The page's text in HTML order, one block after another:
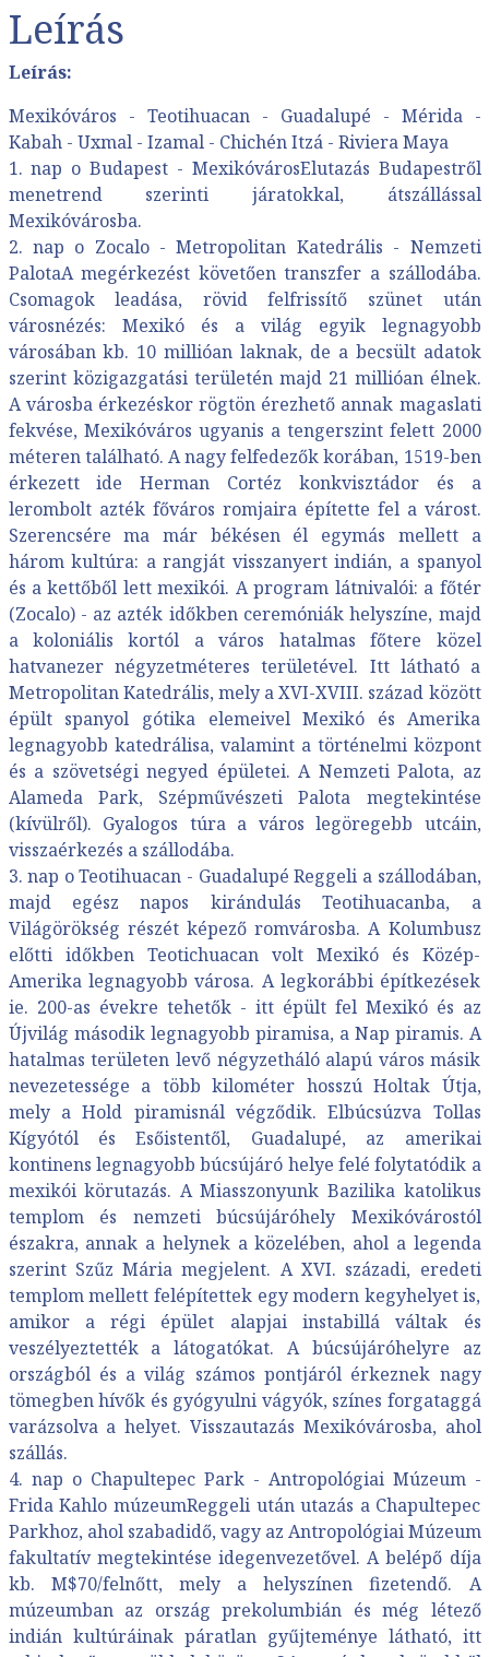
Leírás
Leírás:
Mexikóváros - Teotihuacan - Guadalupé - Mérida -
Kabah - Uxmal - Izamal - Chichén Itzá - Riviera Maya
1. nap o Budapest - MexikóvárosElutazás Budapestről
menetrend szerinti járatokkal, átszállással
Mexikóvárosba.
2. nap o Zocalo - Metropolitan Katedrális - Nemzeti
PalotaA megérkezést követően transzfer a szállodába.
Csomagok leadása, rövid felfrissítő szünet után
városnézés: Mexikó és a világ egyik legnagyobb
városában kb. 10 millióan laknak, de a becsült adatok
szerint közigazgatási területén majd 21 millióan élnek.
A városba érkezéskor rögtön érezhető annak magaslati
fekvése, Mexikóváros ugyanis a tengerszint felett 2000
méteren található. A nagy felfedezők korában, 1519-ben
érkezett ide Herman Cortéz konkvisztádor és a
lerombolt azték főváros romjaira építette fel a várost.
Szerencsére ma már békésen él egymás mellett a
három kultúra: a rangját visszanyert indián, a spanyol
és a kettőből lett mexikói. A program látnivalói: a főtér
(Zocalo) - az azték időkben ceremóniák helyszíne, majd
a koloniális kortól a város hatalmas főtere közel
hatvanezer négyzetméteres területével. Itt látható a
Metropolitan Katedrális, mely a XVI-XVIII. század között
épült spanyol gótika elemeivel Mexikó és Amerika
legnagyobb katedrálisa, valamint a történelmi központ
és a szövetségi negyed épületei. A Nemzeti Palota, az
Alameda Park, Szépművészeti Palota megtekintése
(kívülről). Gyalogos túra a város legöregebb utcáin,
visszaérkezés a szállodába.
3. nap o Teotihuacan - Guadalupé Reggeli a szállodában,
majd egész napos kirándulás Teotihuacanba, a
Világörökség részét képező romvárosba. A Kolumbusz
előtti időkben Teotichuacan volt Mexikó és Közép-
Amerika legnagyobb városa. A legkorábbi építkezések
ie. 200-as évekre tehetők - itt épült fel Mexikó és az
Újvilág második legnagyobb piramisa, a Nap piramis. A
hatalmas területen levő négyzetháló alapú város másik
nevezetessége a több kilométer hosszú Holtak Útja,
mely a Hold piramisnál végződik. Elbúcsúzva Tollas
Kígyótól és Esőistentől, Guadalupé, az amerikai
kontinens legnagyobb búcsújáró helye felé folytatódik a
mexikói körutazás. A Miasszonyunk Bazilika katolikus
templom és nemzeti búcsújáróhely Mexikóvárostól
északra, annak a helynek a közelében, ahol a legenda
szerint Szűz Mária megjelent. A XVI. századi, eredeti
templom mellett felépítettek egy modern kegyhelyet is,
amikor a régi épület alapjai instabillá váltak és
veszélyeztették a látogatókat. A búcsújáróhelyre az
országból és a világ számos pontjáról érkeznek nagy
tömegben hívők és gyógyulni vágyók, színes forgataggá
varázsolva a helyet. Visszautazás Mexikóvárosba, ahol
szállás.
4. nap o Chapultepec Park - Antropológiai Múzeum -
Frida Kahlo múzeumReggeli után utazás a Chapultepec
Parkhoz, ahol szabadidő, vagy az Antropológiai Múzeum
fakultatív megtekintése idegenvezetővel. A belépő díja
kb. M$70/felnőtt, mely a helyszínen fizetendő. A
múzeumban az ország prekolumbián és még létező
indián kultúráinak páratlan gyűjteménye látható, itt